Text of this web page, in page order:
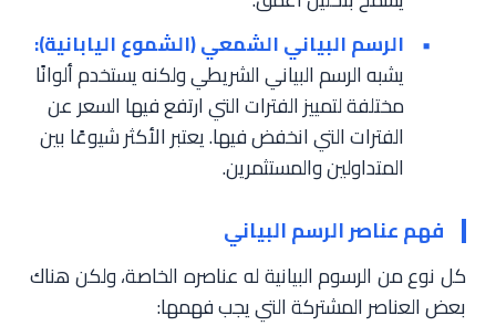
الرسم البياني الشمعي (الشموع اليابانية):
يشبه الرسم البياني الشريطي ولكنه يستخدم ألوانًا
مختلفة لتمييز الفترات التي ارتفع فيها السعر عن
الفترات التي انخفض فيها. يعتبر الأكثر شيوعًا بين
المتداولين والمستثمرين.
فهم عناصر الرسم البياني
كل نوع من الرسوم البيانية له عناصره الخاصة، ولكن هناك
بعض العناصر المشتركة التي يجب فهمها: